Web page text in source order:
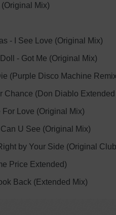
Mix)
- I See Love (Original Mix)
- Got Me (Original Mix)
(Purple Disco Machine
Chance (Don Diablo
Love (Original Mix)
U See (Original Mix)
by Your Side (Original
Price Extended)
Back (Extended Mix)